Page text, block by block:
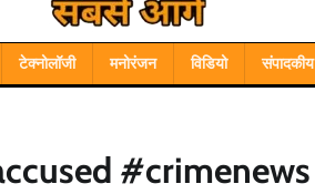
टेक्नोलॉजी मनोरंजन विडियो संपादकीय
#crimenews